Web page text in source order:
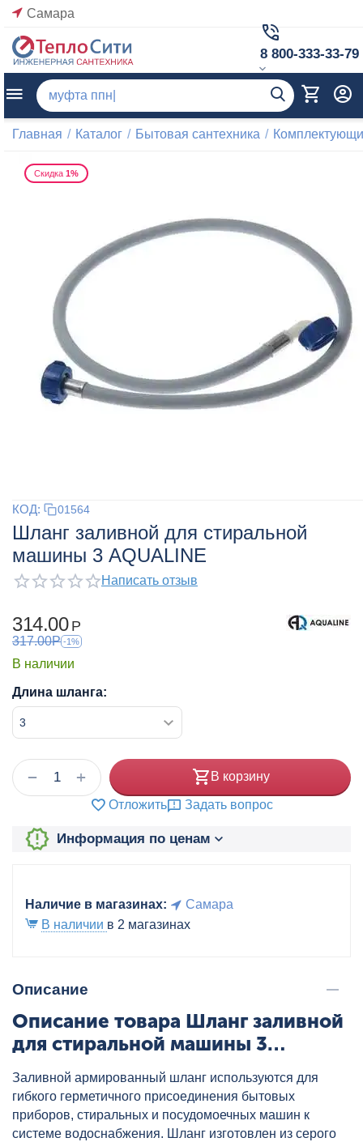
Самара
8 800-333-33-79
Главная / Каталог / Бытовая сантехника /
Скидка 1%
КОД: 01564
Шланг заливной для стиральной
машины 3 AQUALINE
Написать отзыв
314.00 Р
317.00Р -1%
В наличии
Длина шланга:
+
− В корзину
Отложить Задать вопрос
Информация по ценам
Наличие в магазинах:
Самара
В наличии в 2 магазинах
Описание
Описание товара Шланг заливной
для стиральной машины 3
AQUALINE, артикул: 01564
Заливной армированный шланг используются для
гибкого герметичного присоединения бытовых
приборов, стиральных и посудомоечных машин к
системе водоснабжения. Шланг изготовлен из серого